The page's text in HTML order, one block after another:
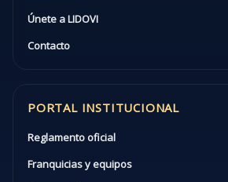
Únete a LIDOVI
Contacto
PORTAL INSTITUCIONAL
Reglamento oficial
Franquicias y equipos